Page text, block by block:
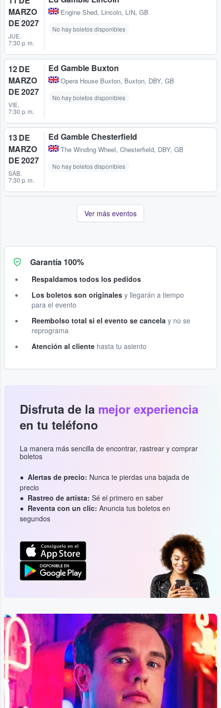
MARZO
DE 2027
JUE.
7:30 p. m.
Engine Shed, Lincoln, LIN, GB
No hay boletos disponibles
12 DE
MARZO
DE 2027
VIE.
7:30 p. m.
Ed Gamble Buxton
Opera House Buxton, Buxton, DBY, GB
No hay boletos disponibles
13 DE
MARZO
DE 2027
SÁB.
7:30 p. m.
Ed Gamble Chesterfield
The Winding Wheel, Chesterfield, DBY, GB
No hay boletos disponibles
Ver más eventos
Garantía 100%
Respaldamos todos los pedidos
Los boletos son originales y llegarán a tiempo
para el evento
Reembolso total si el evento se cancela y no se
reprograma
Atención al cliente hasta tu asiento
Disfruta de la mejor experiencia
en tu teléfono
La manera más sencilla de encontrar, rastrear y comprar
boletos
Alertas de precio: Nunca te pierdas una bajada de
precio
Rastreo de artista: Sé el primero en saber
Reventa con un clic: Anuncia tus boletos en
segundos
...